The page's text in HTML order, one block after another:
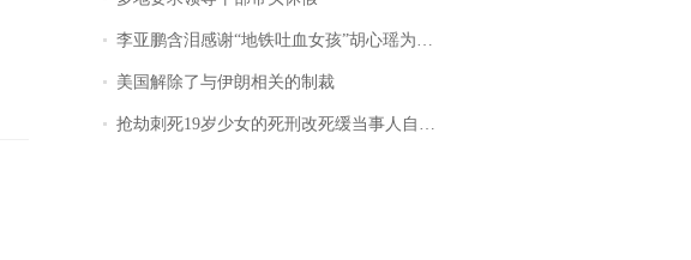
李亚鹏含泪感谢“地铁吐血女孩”胡心瑶为嫣然天使捐99999元：这份捐赠太沉重，尊重其捐赠意愿，个人向胡心瑶和她的病友之家各捐赠99999元
美国解除了与伊朗相关的制裁
抢劫刺死19岁少女的死刑改死缓当事人自述：出狱11年间始终刻意躲避被害人家属